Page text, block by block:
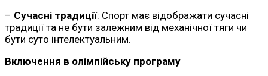
– Сучасні традиції: Спорт має відображати сучасні
традиції та не бути залежним від механічної тяги чи
бути суто інтелектуальним.
Включення в олімпійську програму